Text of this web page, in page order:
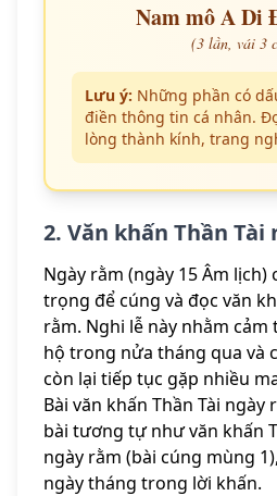
Nam mô A Di
(3 lần, vái 3
Lưu ý: Những phần có
điền thông tin cá nhân.
lòng thành kính, trang
2. Văn khấn Thần Tài
Ngày rằm (ngày 15 Âm lịch)
trọng để cúng và đọc văn
rằm. Nghi lễ này nhằm cảm
hộ trong nửa tháng qua và
còn lại tiếp tục gặp nhiều
Bài văn khấn Thần Tài
bài tương tự như văn khấn
ngày rằm (bài cúng mùng
ngày tháng trong lời khấn.